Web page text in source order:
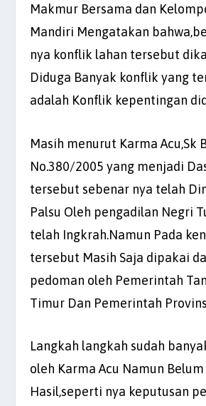
Makmur Bersama dan
Mandiri Mengatakan
nya konflik lahan tersebut
Diduga Banyak konflik yang
adalah Konflik kepentingan
Masih menurut Karma Acu,Sk
No.380/2005 yang menjadi
tersebut sebenar nya telah
Palsu Oleh pengadilan Negri
telah Ingkrah.Namun Pada
tersebut Masih Saja dipakai
pedoman oleh Pemerintah
Timur Dan Pemerintah
Langkah langkah sudah
oleh Karma Acu Namun
Hasil,seperti nya keputusan